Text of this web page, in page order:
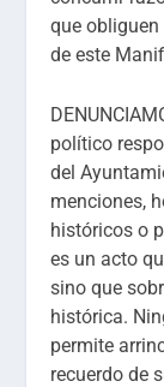
que
de este
político
del
menciones,
históricos o
es un acto
sino que
histórica.
permite
recuerdo de